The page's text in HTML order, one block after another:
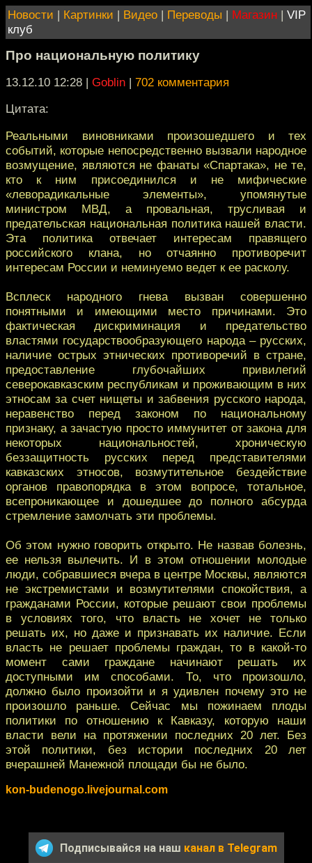
Новости | Картинки | Видео | Переводы | Магазин | VIP
клуб
Про национальную политику
13.12.10 12:28 | Goblin | 702 комментария
Цитата:
Реальными виновниками произошедшего и тех
событий, которые непосредственно вызвали народное
возмущение, являются не фанаты «Спартака», не те,
кто к ним присоединился и не мифические
«леворадикальные элементы», упомянутые
министром МВД, а провальная, трусливая и
предательская национальная политика нашей власти.
Эта политика отвечает интересам правящего
российского клана, но отчаянно противоречит
интересам России и неминуемо ведет к ее расколу.
Всплеск народного гнева вызван совершенно
понятными и имеющими место причинами. Это
фактическая дискриминация и предательство
властями государствообразующего народа – русских,
наличие острых этнических противоречий в стране,
предоставление глубочайших привилегий
северокавказским республикам и проживающим в них
этносам за счет нищеты и забвения русского народа,
неравенство перед законом по национальному
признаку, а зачастую просто иммунитет от закона для
некоторых национальностей, хроническую
беззащитность русских перед представителями
кавказских этносов, возмутительное бездействие
органов правопорядка в этом вопросе, тотальное,
всепроникающее и дошедшее до полного абсурда
стремление замолчать эти проблемы.
Об этом нужно говорить открыто. Не назвав болезнь,
ее нельзя вылечить. И в этом отношении молодые
люди, собравшиеся вчера в центре Москвы, являются
не экстремистами и возмутителями спокойствия, а
гражданами России, которые решают свои проблемы
в условиях того, что власть не хочет не только
решать их, но даже и признавать их наличие. Если
власть не решает проблемы граждан, то в какой-то
момент сами граждане начинают решать их
доступными им способами. То, что произошло,
должно было произойти и я удивлен почему это не
произошло раньше. Сейчас мы пожинаем плоды
политики по отношению к Кавказу, которую наши
власти вели на протяжении последних 20 лет. Без
этой политики, без истории последних 20 лет
вчерашней Манежной площади бы не было.
kon-budenogo.livejournal.com
Подписывайся на наш канал в Telegram